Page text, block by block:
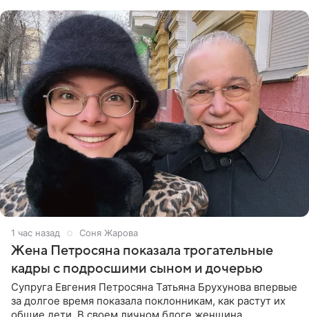
1 час назад Соня Жарова
Жена Петросяна показала трогательные
кадры с подросшими сыном и дочерью
Супруга Евгения Петросяна Татьяна Брухунова впервые
за долгое время показала поклонникам, как растут их